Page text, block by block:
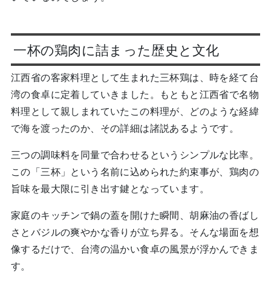
一杯の鶏肉に詰まった歴史と文化
江西省の客家料理として生まれた三杯鶏は、時を経て台
湾の食卓に定着していきました。もともと江西省で名物
料理として親しまれていたこの料理が、どのような経緯
で海を渡ったのか、その詳細は諸説あるようです。
三つの調味料を同量で合わせるというシンプルな比率。
この「三杯」という名前に込められた約束事が、鶏肉の
旨味を最大限に引き出す鍵となっています。
家庭のキッチンで鍋の蓋を開けた瞬間、胡麻油の香ばし
さとバジルの爽やかな香りが立ち昇る。そんな場面を想
像するだけで、台湾の温かい食卓の風景が浮かんできま
す。